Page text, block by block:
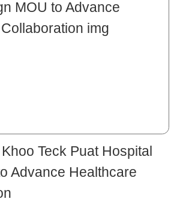
Teck Puat Hospital
Advance Healthcare